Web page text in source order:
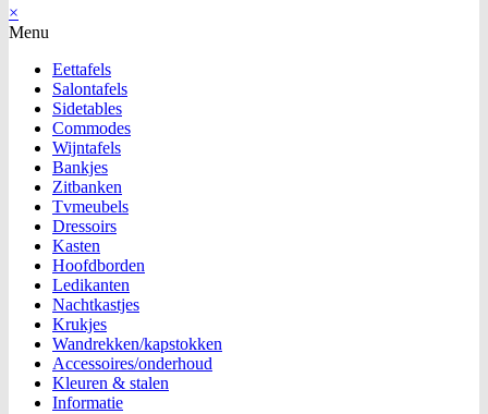
×
Menu
Eettafels
Salontafels
Sidetables
Commodes
Wijntafels
Bankjes
Zitbanken
Tvmeubels
Dressoirs
Kasten
Hoofdborden
Ledikanten
Nachtkastjes
Krukjes
Wandrekken/kapstokken
Accessoires/onderhoud
Kleuren & stalen
Informatie